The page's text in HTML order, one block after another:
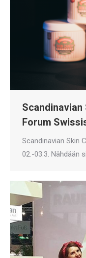
Scandinavian
Forum
Scandinavian Skin
02.-03.3. Nähdään